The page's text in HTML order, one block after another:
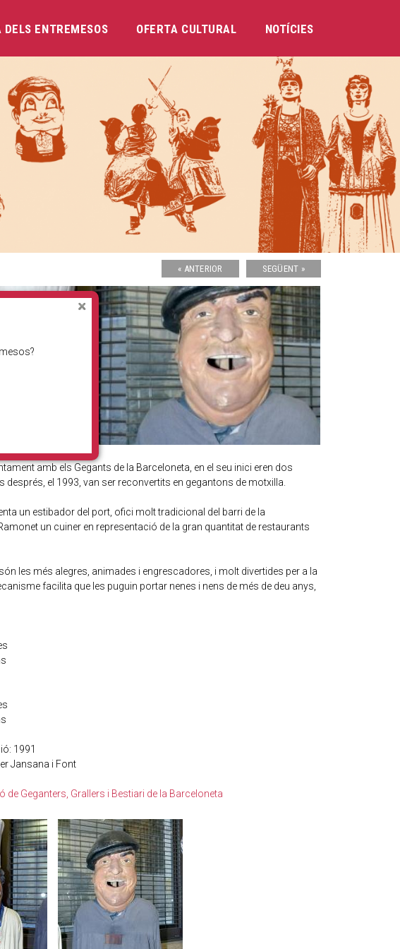
DELS ENTREMESOS OFERTA CULTURAL NOTÍCIES
« ANTERIOR SEGÜENT »
amb els Gegants de la Barceloneta, en el seu inici eren dos
després, el 1993, van ser reconvertits en gegantons de motxilla.
un estibador del port, ofici molt tradicional del barri de la
un cuiner en representació de la gran quantitat de restaurants
les més alegres, animades i engrescadores, i molt divertides per a la
facilita que les puguin portar nenes i nens de més de deu anys,
1991
Jansana i Font
de Geganters, Grallers i Bestiari de la Barceloneta